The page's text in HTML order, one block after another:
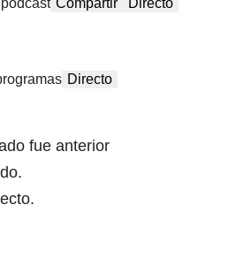
Directo
fue anterior